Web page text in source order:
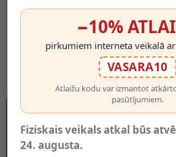
−10%
pirkumiem interneta veikalā
VASARA10
Atlaižu kodu var izmantot
pasūtījumiem.
Fiziskais veikals atkal būs
24. augusta.